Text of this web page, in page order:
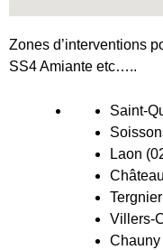
Zones d’interventions
SS4 Amiante etc…..
Saint-
Laon
Villers-